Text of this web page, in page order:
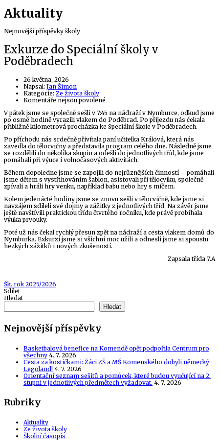
Aktuality
Nejnovější příspěvky školy
Exkurze do Speciální školy v
Poděbradech
26 května, 2026
Napsal: Author
Jan Šimon
Kategorie: Ze života školy
Komentáře nejsou povolené
s
názvem
Exkurze
Speciální
školy
v
Poděbradech
V pátek jsme se společně sešli v 7:45 na nádraží v Nymburce, odkud jsme
po osmé hodině vyrazili vlakem do Poděbrad. Po příjezdu nás čekala
přibližně kilometrová procházka ke Speciální škole v Poděbradech.
Po příchodu nás srdečně přivítala paní učitelka Králová, která nás
zavedla do tělocvičny a představila program celého dne. Následně jsme
se rozdělili do několika skupin a odešli do jednotlivých tříd, kde jsme
pomáhali při výuce i volnočasových aktivitách.
Během dopoledne jsme se zapojili do nejrůznějších činností – pomáhali
jsme dětem s vystřihováním šablon, asistovali při tělocviku, společně
zpívali a hráli hry venku, například babu nebo hry s míčem.
Kolem jedenácté hodiny jsme se znovu sešli v tělocvičně, kde jsme si
navzájem sdíleli své dojmy a zážitky z jednotlivých tříd. Na závěr jsme
ještě navštívili praktickou třídu čtvrtého ročníku, kde právě probíhala
výuka prvouky.
Poté už nás čekal rychlý přesun zpět na nádraží a cesta vlakem domů do
Nymburka. Exkurzi jsme si všichni moc užili a odnesli jsme si spoustu
hezkých zážitků i nových zkušeností.
Zapsala třída 7.A
Tags
Šk. rok 2025/2026
Sdílet
Hledat
Hledat
Nejnovější příspěvky
Basketbalová benefice na Komendě opět podpořila Centrum pro
všechny 4. 7. 2026
Cesta za kostičkami: Žáci ZŠ a MŠ Komenského dobyli německý
Legoland! 4. 7. 2026
Orientační seznam sešitů a pomůcek, které budou vyučující na 2.
stupni v jednotlivých předmětech vyžadovat. 4. 7. 2026
Rubriky
Aktuality
Ze života školy
Školní časopis